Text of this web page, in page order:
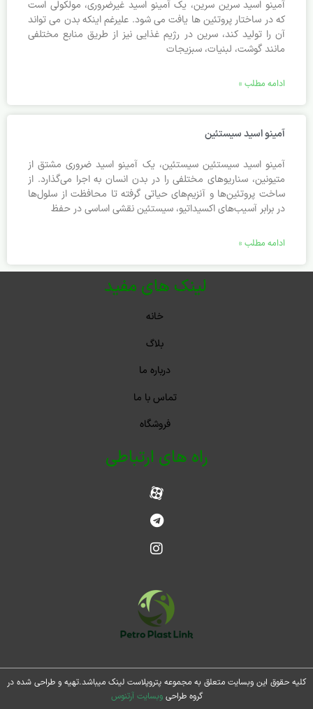
آمینو اسید سرین سرین، یک آمینو اسید غیرضروری، مولکولی است
که در ساختار پروتئین ها یافت می شود. علیرغم اینکه بدن می تواند
آن را تولید کند، سرین در رژیم غذایی نیز از طریق منابع مختلفی
مانند گوشت، لبنیات، سبزیجات
ادامه مطلب »
آمینو اسید سیستئین
آمینو اسید سیستئین سیستئین، یک آمینو اسید ضروری مشتق از
متیونین، سناریوهای مختلفی را در بدن انسان به اجرا می‌گذارد. از
ساخت پروتئین‌ها و آنزیم‌های حیاتی گرفته تا محافظت از سلول‌ها
در برابر آسیب‌های اکسیداتیو، سیستئین نقشی اساسی در حفظ
ادامه مطلب »
لینک های مفید
خانه
بلاگ
درباره ما
تماس با ما
فروشگاه
راه های ارتباطی
کلیه حقوق این وبسایت متعلق به مجموعه پتروپلاست لینک میباشد.تهیه و طراحی شده در
گروه طراحی وبسایت آرتنوس